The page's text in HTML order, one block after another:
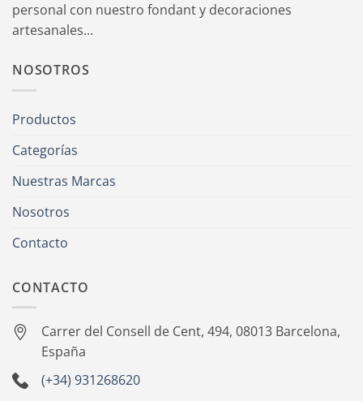
personal con nuestro fondant y decoraciones
artesanales...
NOSOTROS
Productos
Categorías
Nuestras Marcas
Nosotros
Contacto
CONTACTO
Carrer del Consell de Cent, 494, 08013 Barcelona,
España
(+34) 931268620